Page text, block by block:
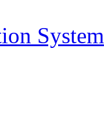
System